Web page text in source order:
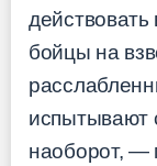
действовать
бойцы на
испытывают
наоборот, —